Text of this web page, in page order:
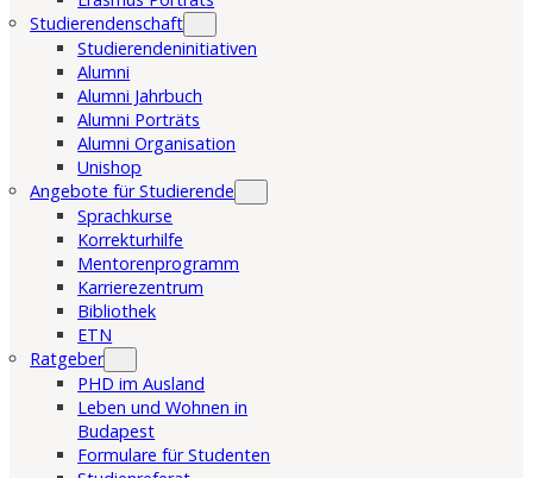
Studierendenschaft
Studierendeninitiativen
Alumni
Alumni Jahrbuch
Alumni Porträts
Alumni Organisation
Unishop
Angebote für Studierende
Sprachkurse
Korrekturhilfe
Mentorenprogramm
Karrierezentrum
Bibliothek
ETN
Ratgeber
PHD im Ausland
Leben und Wohnen in
Budapest
Formulare für Studenten